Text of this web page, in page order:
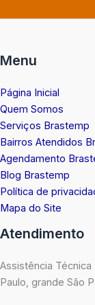
Menu
Página Inicial
Quem Somos
Serviços Brastemp
Bairros Atendidos
Agendamento
Blog Brastemp
Política de
Mapa do Site
Atendimento
Assistência
Paulo, grande São